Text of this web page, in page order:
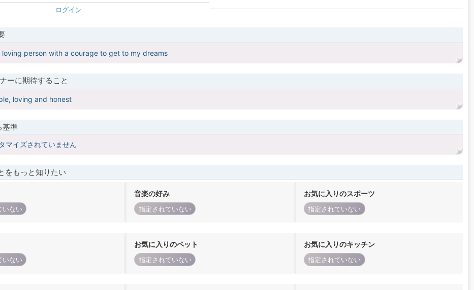
ログイン
loving person with a courage to get to my dreams
ーに期待すること
loving and honest
基準
マイズされていません
をもっと知りたい
いない
音楽の好み
指定されていない
お気に入りのスポーツ
指定されていない
いない
お気に入りのペット
指定されていない
お気に入りのキッチン
指定されていない